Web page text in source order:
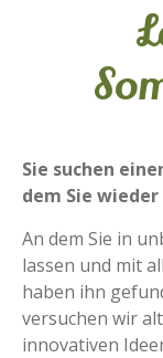
Sie suchen
dem Sie
An dem Sie in
lassen und mit
haben ihn
versuchen wir
innovativen